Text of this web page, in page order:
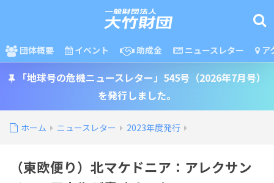
団体概要 イベント 助成金 ニュースレター ア
「地球号の危機ニュースレター」545号（2026年7月号）
を発行しました。
ホーム ニュースレター 2023年度発行
（東欧便り）北マケドニア：アレクサン